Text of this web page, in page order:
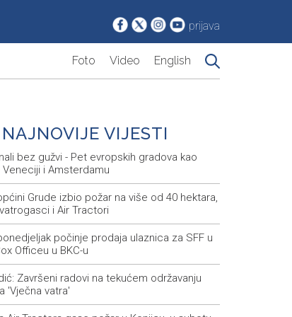
prijava
Foto Video English
NAJNOVIJE VIJESTI
bez gužvi - Pet evropskih gradova kao
Veneciji i Amsterdamu
Grude izbio požar na više od 40 hektara,
i Air Tractori
počinje prodaja ulaznica za SFF u
Officeu u BKC-u
Završeni radovi na tekućem održavanju
'Vječna vatra'